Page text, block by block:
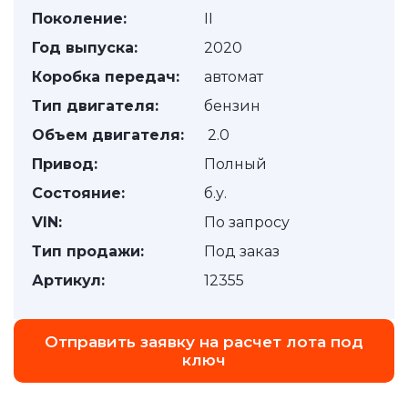
Поколение:
II
Год выпуска:
2020
Коробка передач:
автомат
Тип двигателя:
бензин
Объем двигателя:
2.0
Привод:
Полный
Состояние:
б.у.
VIN:
По запросу
Тип продажи:
Под заказ
Артикул:
12355
Отправить заявку на расчет лота под
ключ